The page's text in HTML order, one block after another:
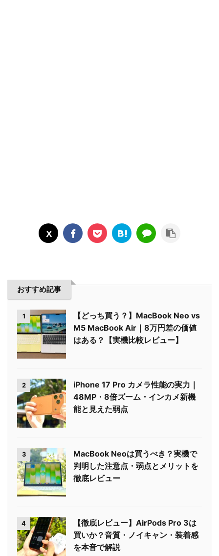
おすすめ記事
1
【どっち買う？】MacBook Neo vs
M5 MacBook Air｜8万円差の価値
はある？【実機比較レビュー】
2
iPhone 17 Pro カメラ性能の実力｜
48MP・8倍ズーム・インカメ新機
能と見えた弱点
3
MacBook Neoは買うべき？実機で
判明した注意点・弱点とメリットを
徹底レビュー
4
【徹底レビュー】AirPods Pro 3は
買いか？音質・ノイキャン・装着感
を本音で解説